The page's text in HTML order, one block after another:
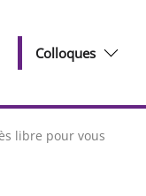
Colloques
libre pour vous